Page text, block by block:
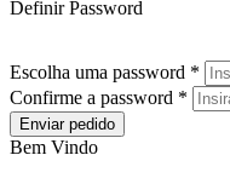
Definir Password
Escolha uma password *
Confirme a password *
Enviar pedido
Bem Vindo